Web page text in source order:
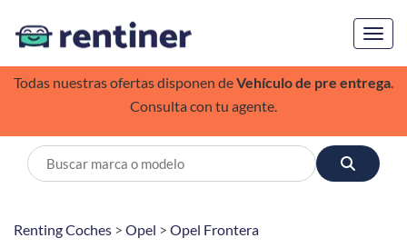
Todas nuestras ofertas disponen deVehículo de pre entrega.
Consulta con tu agente.
Renting Coches > Opel > Opel Frontera